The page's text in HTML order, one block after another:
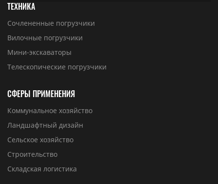
ТЕХНИКА
Сочлененные погрузчики
Вилочные погрузчики
Мини-экскаваторы
Телескопические погрузчики
СФЕРЫ ПРИМЕНЕНИЯ
Коммунальное хозяйство
Ландшафтный дизайн
Сельское хозяйство
Строительство
Складская логистика